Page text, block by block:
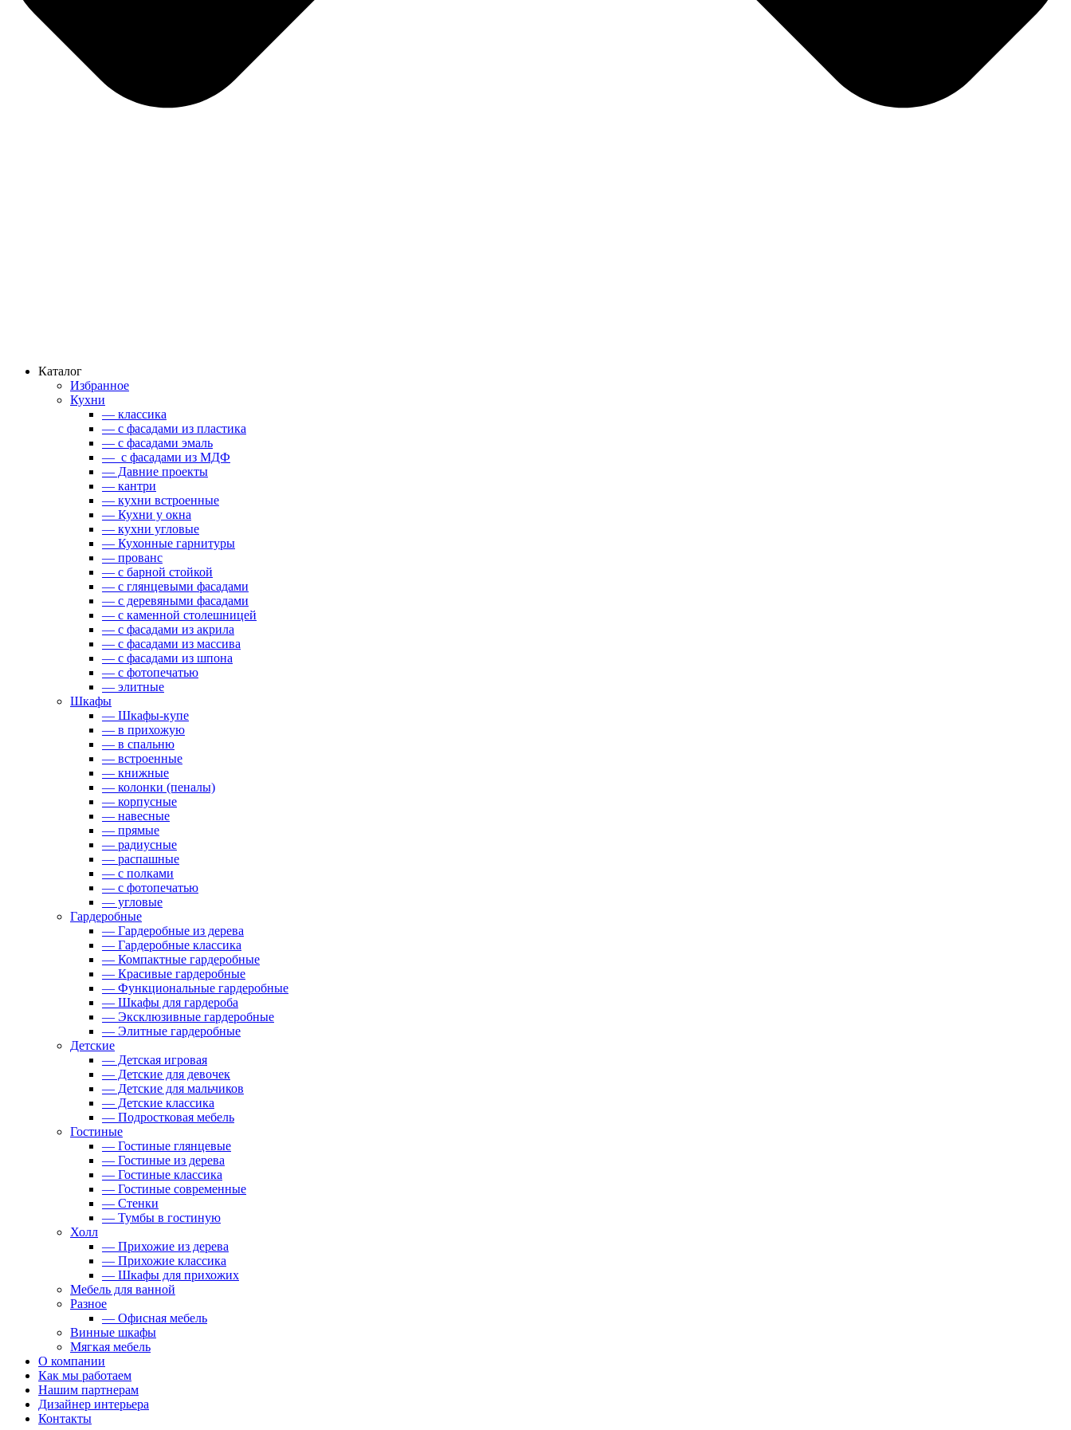
Каталог
Избранное
Кухни
— классика
— с фасадами из пластика
— с фасадами эмаль
— с фасадами из МДФ
— Давние проекты
— кантри
— кухни встроенные
— Кухни у окна
— кухни угловые
— Кухонные гарнитуры
— прованс
— с барной стойкой
— с глянцевыми фасадами
— с деревяными фасадами
— с каменной столешницей
— с фасадами из акрила
— с фасадами из массива
— с фасадами из шпона
— с фотопечатью
— элитные
Шкафы
— Шкафы-купе
— в прихожую
— в спальню
— встроенные
— книжные
— колонки (пеналы)
— корпусные
— навесные
— прямые
— радиусные
— распашные
— с полками
— с фотопечатью
— угловые
Гардеробные
— Гардеробные из дерева
— Гардеробные классика
— Компактные гардеробные
— Красивые гардеробные
— Функциональные гардеробные
— Шкафы для гардероба
— Эксклюзивные гардеробные
— Элитные гардеробные
Детские
— Детская игровая
— Детские для девочек
— Детские для мальчиков
— Детские классика
— Подростковая мебель
Гостиные
— Гостиные глянцевые
— Гостиные из дерева
— Гостиные классика
— Гостиные современные
— Стенки
— Тумбы в гостиную
Холл
— Прихожие из дерева
— Прихожие классика
— Шкафы для прихожих
Мебель для ванной
Разное
— Офисная мебель
Винные шкафы
Мягкая мебель
О компании
Как мы работаем
Нашим партнерам
Дизайнер интерьера
Контакты